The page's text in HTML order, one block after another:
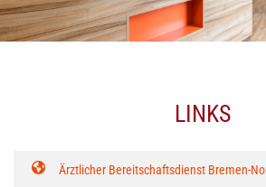
LINKS
Ärztlicher Bereitschaftsdienst Bremen-